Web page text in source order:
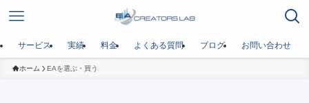
サービス 実績 料金 よくある質問 ブログ お問い合わせ
ホーム EAを選ぶ・買う